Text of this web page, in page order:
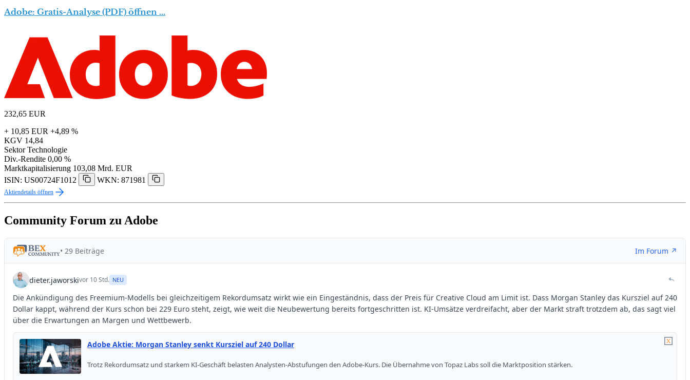
Adobe: Gratis-Analyse (PDF) öffnen …
232,65 EUR
+ 10,85 EUR +4,89 %
KGV 14,84
Sektor Technologie
Div.-Rendite 0,00 %
Marktkapitalisierung 103,08 Mrd. EUR
ISIN: US00724F1012
WKN: 871981
Aktiendetails öffnen
Community Forum zu Adobe